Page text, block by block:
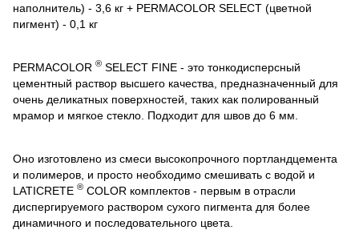
наполнитель) - 3,6 кг + PERMACOLOR SELECT (цветной
пигмент) - 0,1 кг
PERMACOLOR ® SELECT FINE - это тонкодисперсный
цементный раствор высшего качества, предназначенный для
очень деликатных поверхностей, таких как полированный
мрамор и мягкое стекло. Подходит для швов до 6 мм.
Оно изготовлено из смеси высокопрочного портландцемента
и полимеров, и просто необходимо смешивать с водой и
LATICRETE ® COLOR комплектов - первым в отрасли
диспергируемого раствором сухого пигмента для более
динамичного и последовательного цвета.